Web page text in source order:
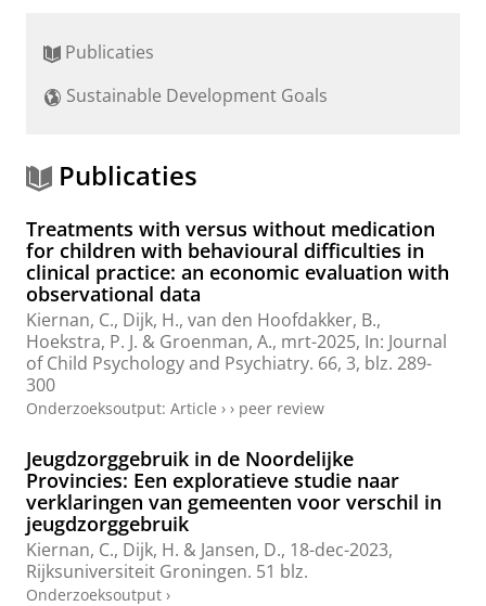
a
e
r
h
r
t
l
Publicaties
Sustainable Development Goals
Publicaties
Treatments with versus without medication
for children with behavioural difficulties in
clinical practice: an economic evaluation with
observational data
Kiernan, C., Dijk, H., van den Hoofdakker, B.,
Hoekstra, P. J. & Groenman, A., mrt-2025, In: Journal
of Child Psychology and Psychiatry. 66, 3, blz. 289-
300
Onderzoeksoutput: Article › › peer review
Jeugdzorggebruik in de Noordelijke
Provincies: Een exploratieve studie naar
verklaringen van gemeenten voor verschil in
jeugdzorggebruik
Kiernan, C., Dijk, H. & Jansen, D., 18-dec-2023,
Rijksuniversiteit Groningen. 51 blz.
Onderzoeksoutput ›